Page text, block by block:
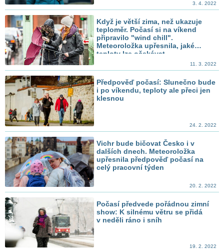
3. 4. 2022
Když je větší zima, než ukazuje
teploměr. Počasí si na víkend
připravilo "wind chill".
Meteoroložka upřesnila, jaké
teploty lze očekávat
11. 3. 2022
Předpověď počasí: Slunečno bude
i po víkendu, teploty ale přeci jen
klesnou
24. 2. 2022
Vichr bude bičovat Česko i v
dalších dnech. Meteoroložka
upřesnila předpověď počasí na
celý pracovní týden
20. 2. 2022
Počasí předvede pořádnou zimní
show: K silnému větru se přidá
v neděli ráno i sníh
19. 2. 2022